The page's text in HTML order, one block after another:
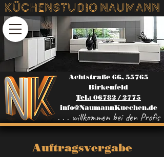
Achtstraße 66, 55765
Birkenfeld
Tel.: 06782 / 2775
info@NaumannKuechen.de
. . . willkommen bei den Profis
Küchenstudio NAUMANN
Auftragsvergabe